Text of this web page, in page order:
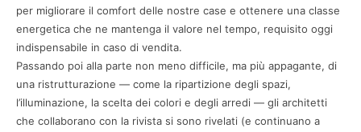
per migliorare il comfort delle nostre case e ottenere una classe
energetica che ne mantenga il valore nel tempo, requisito oggi
indispensabile in caso di vendita.
Passando poi alla parte non meno difficile, ma più appagante, di
una ristrutturazione — come la ripartizione degli spazi,
l’illuminazione, la scelta dei colori e degli arredi — gli architetti
che collaborano con la rivista si sono rivelati (e continuano a